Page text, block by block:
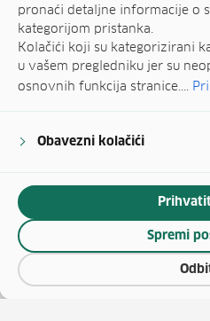
pronaći detaljne informacije o
kategorijom pristanka.
Kolačići koji su kategorizirani
u vašem pregledniku jer su
osnovnih funkcija stranice....
Obavezni kolačići
Spremi